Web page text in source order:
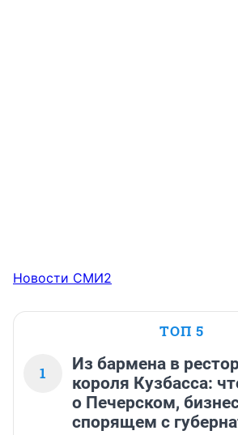
Новости СМИ2
ТОП 5
1
Из бармена в
короля Кузбасса:
о Печерском,
спорящем с